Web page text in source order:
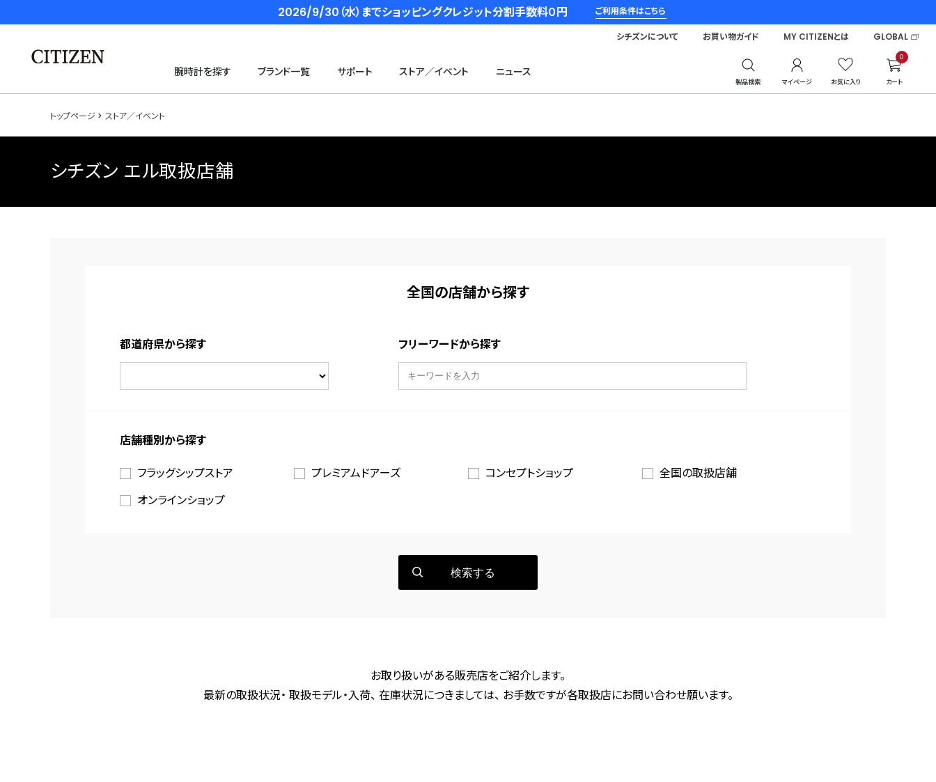
2026/9/30（水）までショッピングクレジット分割手数料０円 ご利用条件はこちら
腕時計を探す ブランド一覧 サポート ストア／イベント ニュース
製品検索 マイページ お気に入り
0
カート
シチズンについて お買い物ガイド MY CITIZENとは GLOBAL
トップページ ストア／イベント
シチズン エル取扱店舗
全国の店舗から探す
都道府県から探す フリーワードから探す
店舗種別から探す
フラッグシップストア プレミアムドアーズ コンセプトショップ
全国の取扱店舗
オンラインショップ
検索する
お取り扱いがある販売店をご紹介します。
最新の取扱状況・ 取扱モデル・入荷、 在庫状況につきましては、 お手数ですが各取扱店にお問い合わせ願います。